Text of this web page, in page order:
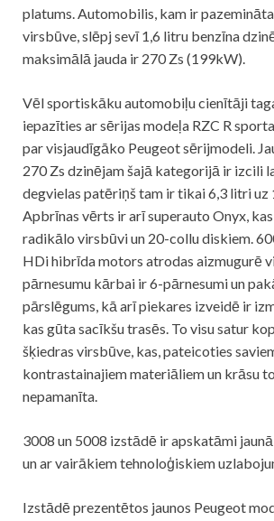
platums. Automobilis, kam ir
virsbūve, slēpj sevī 1,6 litru benzīna
maksimālā jauda ir 270 Zs (199kW).
Vēl sportiskāku automobiļu cienītāji
iepazīties ar sērijas modeļa RZC R
par visjaudīgāko Peugeot sērijmodeli.
270 Zs dzinējam šajā kategorijā ir izcili
degvielas patēriņš tam ir tikai 6,3 litri uz
Apbrīnas vērts ir arī superauto Onyx,
radikālo virsbūvi un 20-collu diskiem.
HDi hibrīda motors atrodas aizmugurē
pārnesumu kārbai ir 6-pārnesumi un
pārslēgums, kā arī piekares izveidē ir
kas gūta sacīkšu trasēs. To visu satur
šķiedras virsbūve, kas, pateicoties
kontrastainajiem materiāliem un krāsu
nepamanīta.
3008 un 5008 izstādē ir apskatāmi
un ar vairākiem tehnoloģiskiem
Izstādē prezentētos jaunos Peugeot